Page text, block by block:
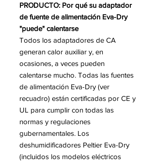
PRODUCTO: Por qué su adaptador
de fuente de alimentación Eva-Dry
"puede" calentarse
Todos los adaptadores de CA
generan calor auxiliar y, en
ocasiones, a veces pueden
calentarse mucho. Todas las fuentes
de alimentación Eva-Dry (ver
recuadro) están certificadas por CE y
UL para cumplir con todas las
normas y regulaciones
gubernamentales. Los
deshumidificadores Peltier Eva-Dry
(incluidos los modelos eléctricos